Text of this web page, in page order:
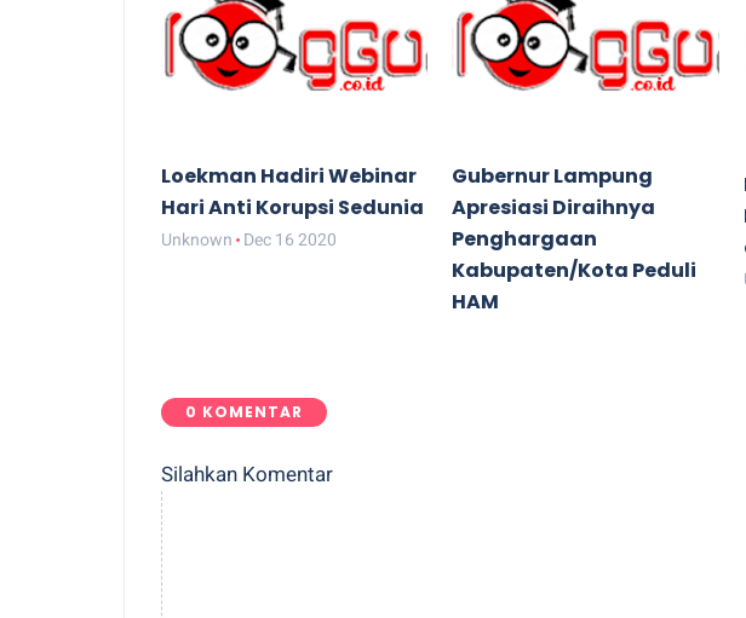
Loekman Hadiri Webinar
Hari Anti Korupsi Sedunia
Unknown Dec 16 2020
Gubernur Lampung
Apresiasi Diraihnya
Penghargaan
Kabupaten/Kota Peduli
HAM
0 KOMENTAR
Silahkan Komentar